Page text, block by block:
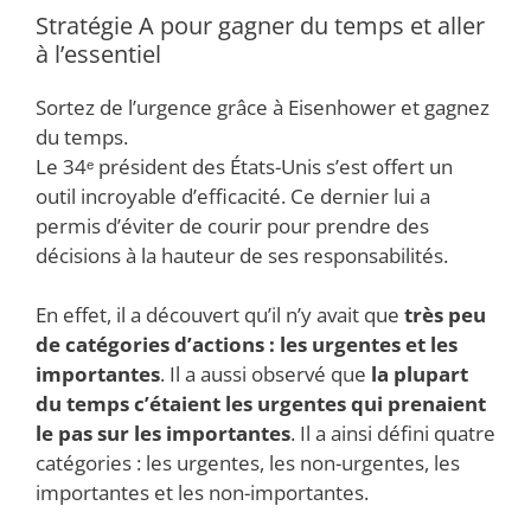
Stratégie A pour gagner du temps et aller
à l’essentiel
Sortez de l’urgence grâce à Eisenhower et gagnez
du temps.
Le 34ᵉ président des États-Unis s’est offert un
outil incroyable d’efficacité. Ce dernier lui a
permis d’éviter de courir pour prendre des
décisions à la hauteur de ses responsabilités.
En effet, il a découvert qu’il n’y avait que très peu
de catégories d’actions : les urgentes et les
importantes. Il a aussi observé que la plupart
du temps c’étaient les urgentes qui prenaient
le pas sur les importantes. Il a ainsi défini quatre
catégories : les urgentes, les non-urgentes, les
importantes et les non-importantes.